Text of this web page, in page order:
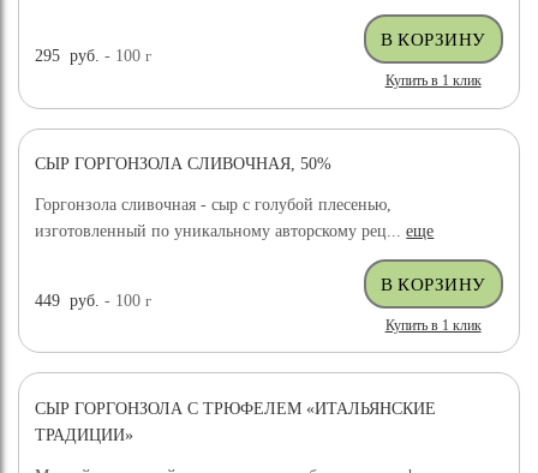
295 руб. - 100г
Купить в 1 клик
СЫР ГОРГОНЗОЛА СЛИВОЧНАЯ, 50%
Горгонзола сливочная - сыр с голубой плесенью,
изготовленный по уникальному авторскому рец...еще
449 руб. - 100г
Купить в 1 клик
СЫР ГОРГОНЗОЛА С ТРЮФЕЛЕМ «ИТАЛЬЯНСКИЕ
ТРАДИЦИИ»